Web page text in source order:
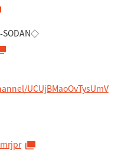
SODAN◇
UCUjBMaoOvTysUmV